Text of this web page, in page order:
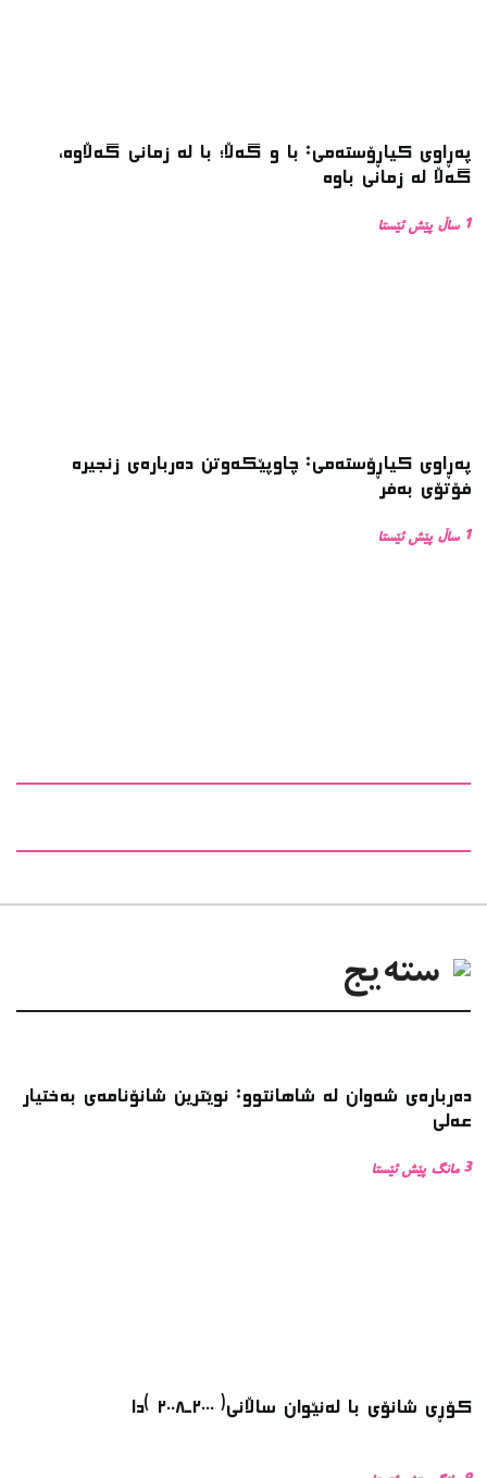
پەڕاوی کیاڕۆستەمی: با و گەڵا؛ با لە زمانی گەڵاوە،
گەڵا لە زمانی باوە
1 ساڵ پێش ئێستا
پەڕاوی کیاڕۆستەمی: چاوپێکەوتن دەربارەی زنجیرە
فۆتۆی بەفر
1 ساڵ پێش ئێستا
دەربارەی شەوان لە شاهانتوو: نوێترین شانۆنامەی بەختیار
عەلی
3 مانگ پێش ئێستا
کۆڕی شانۆی با لەنێوان ساڵانی( ٢٠٠٠ـ٢٠٠٨ )دا